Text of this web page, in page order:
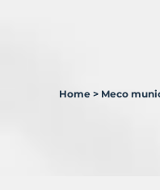
Home > Meco